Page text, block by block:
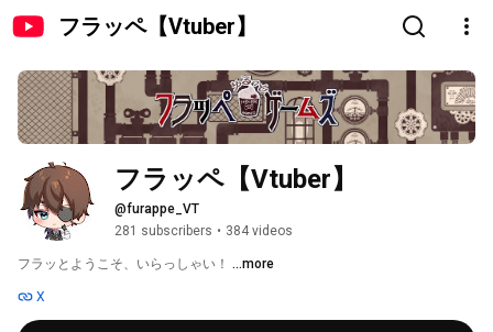
フラッペ【Vtuber】
フラッペ【Vtuber】
@furappe_VT
281 subscribers • 384 videos
フラッとようこそ、いらっしゃい！ ...more
X